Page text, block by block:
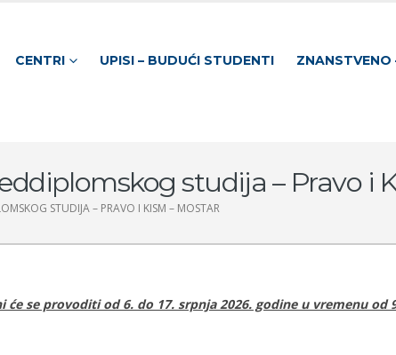
CENTRI UPISI – BUDUĆI STUDENTI ZNANSTVENO
studija – Pravo i
STUDIJA – PRAVO I KISM – MOSTAR
se provoditi od 6. do 17. srpnja 2026. godine u vremenu od